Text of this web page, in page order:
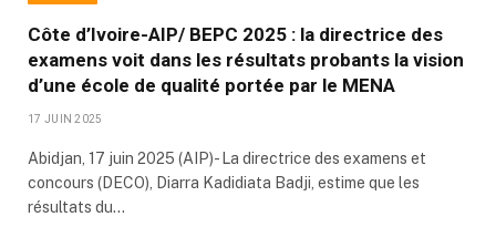
Côte d’Ivoire-AIP/ BEPC 2025 : la directrice des
examens voit dans les résultats probants la vision
d’une école de qualité portée par le MENA
17 JUIN 2025
Abidjan, 17 juin 2025 (AIP)- La directrice des examens et
concours (DECO), Diarra Kadidiata Badji, estime que les
résultats du…